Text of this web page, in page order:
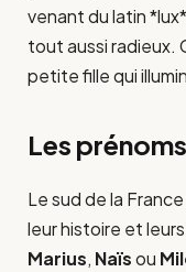
venant du latin
tout aussi radieux.
petite fille qui
Les
Le sud de la
leur histoire et
Marius, Naïsou